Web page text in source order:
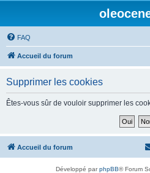
FAQ
Accueil du forum
Supprimer les cookies
Êtes-vous sûr de vouloir supprimer les
Accueil du forum
Développé parphpBB® Forum